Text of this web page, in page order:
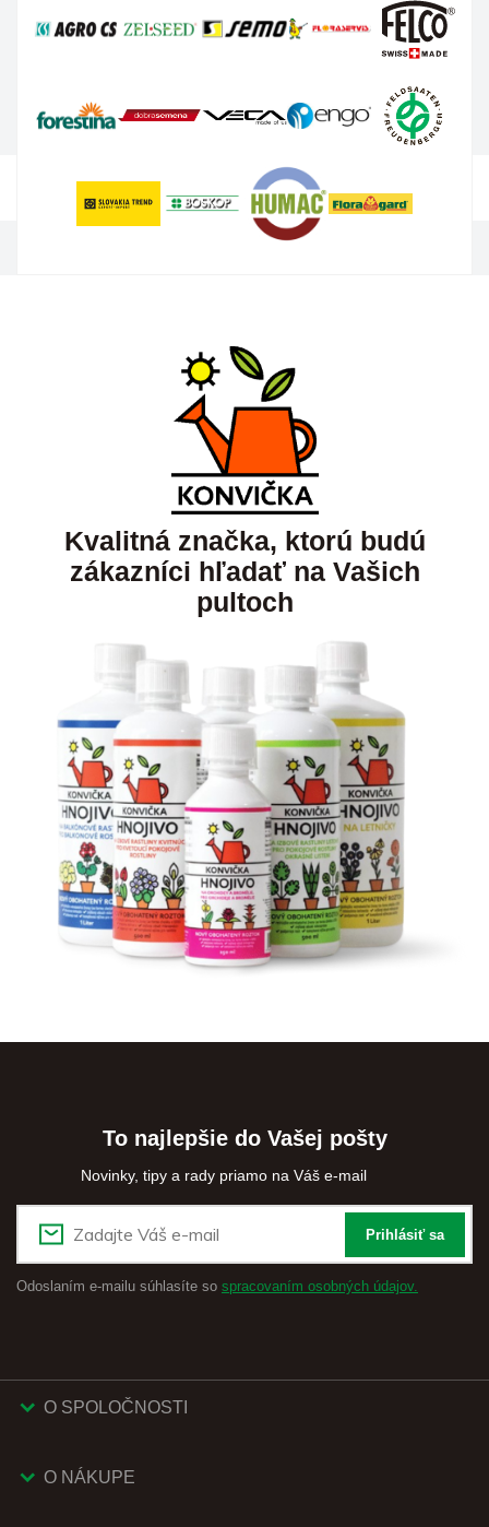
Kvalitná značka, ktorú budú
zákazníci hľadať na Vašich
pultoch
To najlepšie do Vašej pošty
Novinky, tipy a rady priamo na Váš e-mail
Prihlásiť sa
Odoslaním e-mailu súhlasíte so spracovaním osobných údajov.
O SPOLOČNOSTI
O NÁKUPE